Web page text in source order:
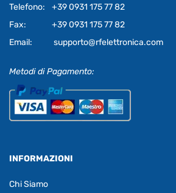
Telefono:
+39 0931 175 77 82
Fax:
+39 0931 175 77 82
Email:
supporto@rfelettronica.com
Metodi di Pagamento:
INFORMAZIONI
Chi Siamo